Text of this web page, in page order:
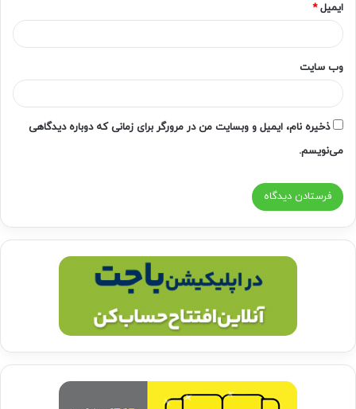
ایمیل*
وب‌ سایت
ذخیره نام، ایمیل و وبسایت من در مرورگر برای زمانی که دوباره دیدگاهی
می‌نویسم.